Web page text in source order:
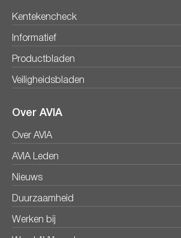
Kentekencheck
Informatief
Productbladen
Veiligheidsbladen
Over AVIA
Over AVIA
AVIA Leden
Nieuws
Duurzaamheid
Werken bij